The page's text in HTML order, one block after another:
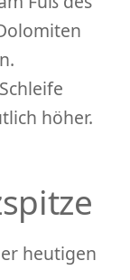
höher.
heutigen